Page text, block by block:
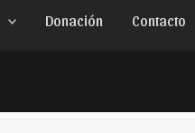
Donación Contacto